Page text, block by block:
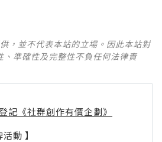
，並不代表本站的立場。因此本站對
、準確性及完整性不負任何法律責
記《社群創作有價企劃》
動 】